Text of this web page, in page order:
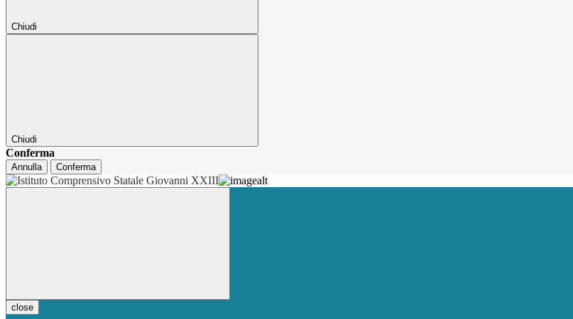
Chiudi
Chiudi
Conferma
Annulla Conferma
close